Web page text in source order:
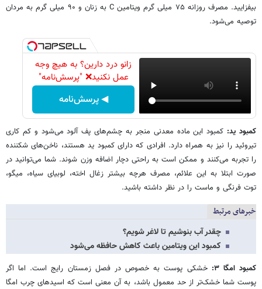
بیفزایید. مصرف روزانه ۷۵ میلی گرم ویتامین C به زنان و ۹۰ میلی گرم به مردان
توصیه می‌شود.
زانو درد دارین؟ به هیچ وجه
عمل نکنید❌ "پرسش‌نامه"
◀ پرسش‌نامه
کمبود ید: کمبود این ماده معدنی منجر به چشم‌های پف آلود می‌شود و کم کاری
تیروئید را نیز به همراه دارد. افرادی که دارای کمبود ید هستند، ناخن‌های شکننده
را تجربه می‌کنند و ممکن است به راحتی دچار اضافه وزن شوند. شما می‌توانید در
صورت ابتلا به این علائم، مصرف هرچه بیشتر زغال اخته، لوبیای سیاه، میگو،
توت فرنگی و ماست را در نظر داشته باشید.
خبرهای مرتبط
چقدر آب بنوشیم تا لاغر شویم؟
کمبود این ویتامین باعث کاهش حافظه می‌شود
کمبود امگا ۳:
خشکی پوست به خصوص در فصل زمستان رایج است. اما اگر
پوست شما خشک‌تر از حد معمول باشد، به آن معنی است که اسیدهای چرب امگا